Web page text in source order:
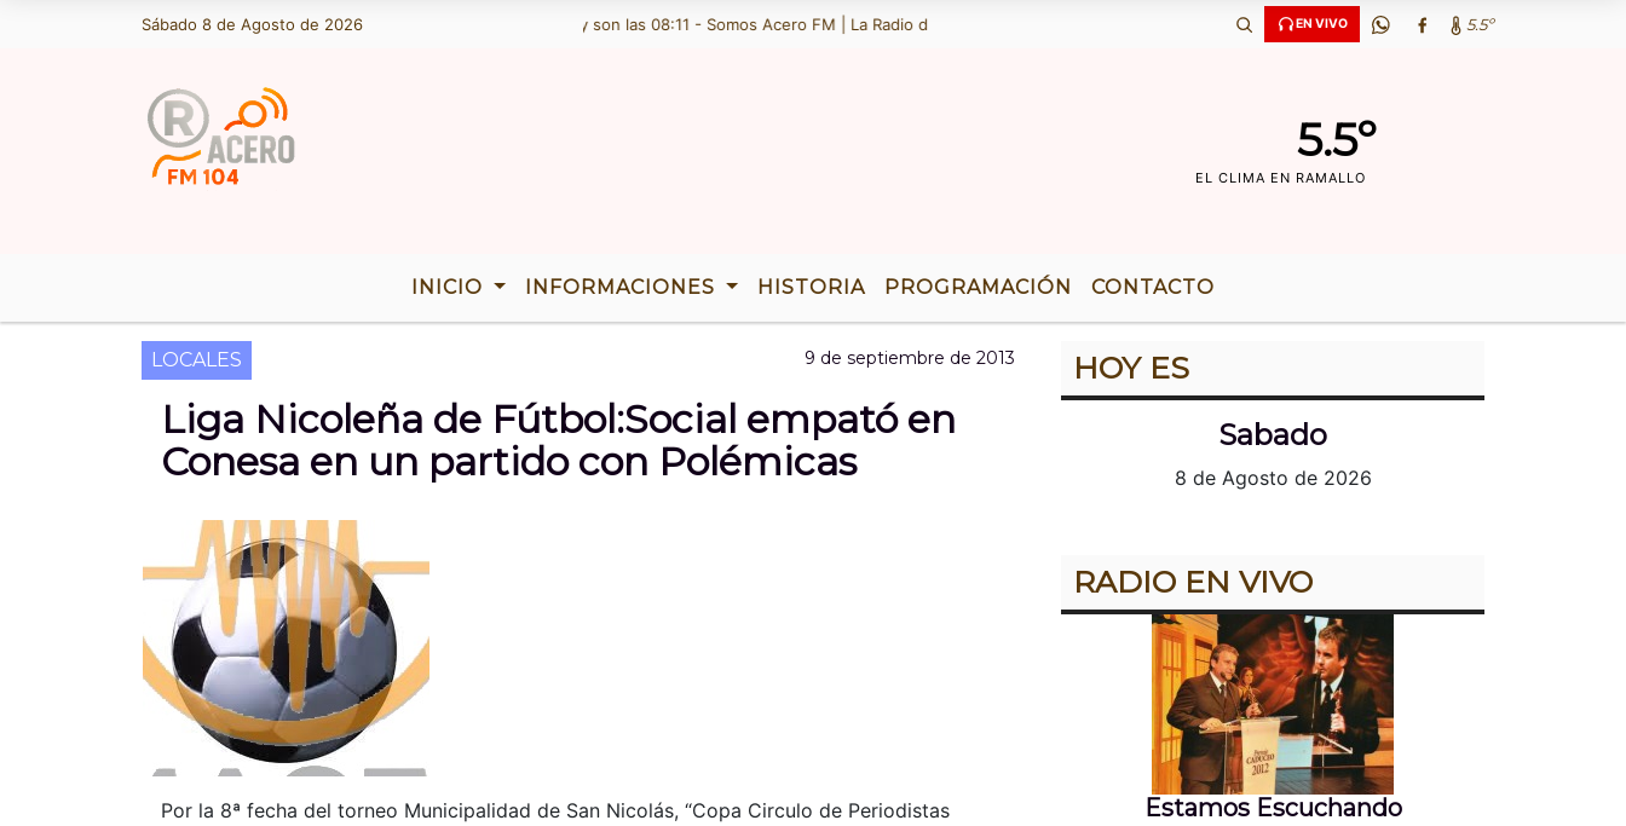
Sábado 8 de Agosto de 2026Hoy es Sábado 8 de Agosto de 2026 y son las 08:11 - Somos Acero FM | La Radio de Ramallo | TENEMOS 36 AÃ‘OS DE RADIO | EN VIVO 5.5º
5.5º
EL CLIMA EN RAMALLO
INICIO INFORMACIONES HISTORIA PROGRAMACIÓN CONTACTO
LOCALES 9 de septiembre de 2013
Liga Nicoleña de Fútbol:Social empató en
Conesa en un partido con Polémicas
Por la 8ª fecha del torneo Municipalidad de San Nicolás, “Copa Circulo de Periodistas
HOY ES
Sabado
8 de Agosto de 2026
RADIO EN VIVO
Estamos Escuchando